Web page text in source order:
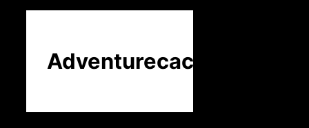
Adventurecaching